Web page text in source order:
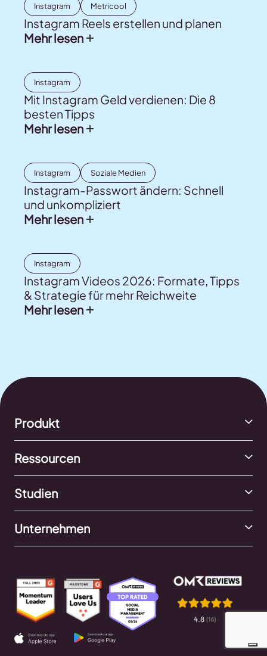
Instagram Metricool
Instagram Reels erstellen und planen
Mehr lesen
Instagram
Mit Instagram Geld verdienen: Die 8
besten Tipps
Mehr lesen
Instagram Soziale Medien
Instagram-Passwort ändern: Schnell
und unkompliziert
Mehr lesen
Instagram
Instagram Videos 2026: Formate, Tipps
& Strategie für mehr Reichweite
Mehr lesen
Produkt
Ressourcen
Studien
Unternehmen